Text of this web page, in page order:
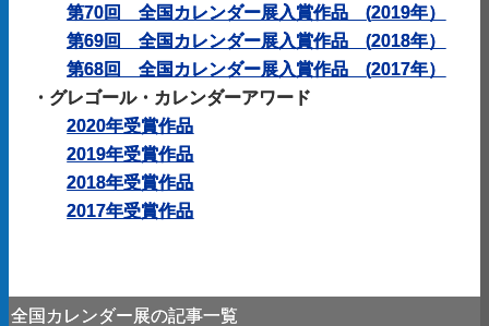
第70回 全国カレンダー展入賞作品(2019年）
第69回 全国カレンダー展入賞作品(2018年）
第68回 全国カレンダー展入賞作品(2017年）
・ グレゴール・カレンダーアワード
2020年受賞作品
2019年受賞作品
2018年受賞作品
2017年受賞作品
全国カレンダー展の記事一覧